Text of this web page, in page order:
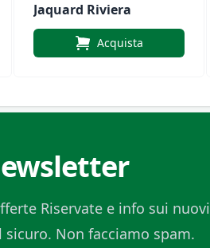
Jaquard Riviera
Acquista
Riservate e info sui nuovi
Non facciamo spam.